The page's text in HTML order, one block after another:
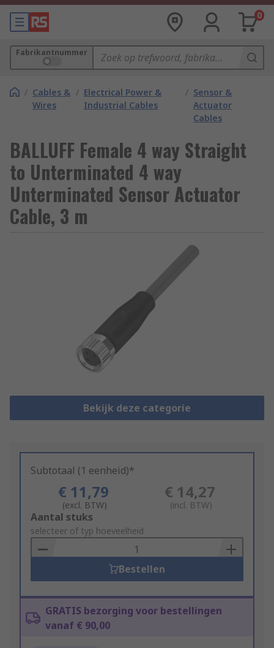
0
Fabrikantnummer
/ Cables &
Wires
/ Electrical Power &
Industrial Cables
/ Sensor &
Actuator
Cables
BALLUFF Female 4 way Straight
to Unterminated 4 way
Unterminated Sensor Actuator
Cable, 3 m
Bekijk deze categorie
Subtotaal (1 eenheid)*
€ 11,79
(excl. BTW)
€ 14,27
(incl. BTW)
Add
to
Basket
Aantal stuks
selecteer of typ hoeveelheid
Bestellen
GRATIS bezorging voor bestellingen
vanaf € 90,00